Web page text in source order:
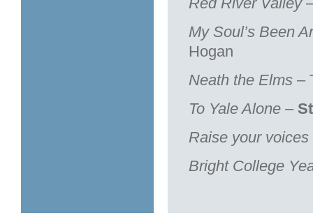
My Soul’s Been
Hogan
Neath the Elms –
To Yale Alone –
Raise your voices
Bright College